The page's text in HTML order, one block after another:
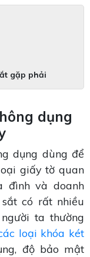
gặp phải
dụng
dụng dùng để
giấy tờ quan
đình và doanh
có rất nhiều
ta thường
loại khóa két
độ bảo mật